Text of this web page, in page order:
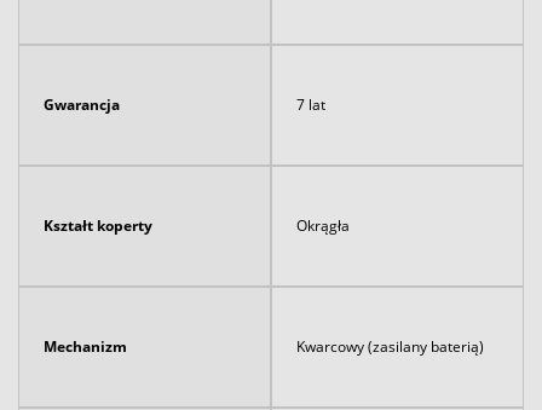
Gwarancja 7 lat
Kształt koperty Okrągła
Mechanizm Kwarcowy (zasilany baterią)